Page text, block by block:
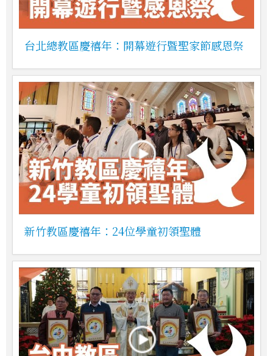
台北總教區慶禧年：開幕遊行暨聖家節感恩祭
新竹教區慶禧年：24位學童初領聖體